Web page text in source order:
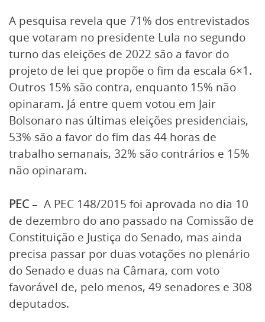
A pesquisa revela que 71% dos entrevistados
que votaram no presidente Lula no segundo
turno das eleições de 2022 são a favor do
projeto de lei que propõe o fim da escala 6×1.
Outros 15% são contra, enquanto 15% não
opinaram. Já entre quem votou em Jair
Bolsonaro nas últimas eleições presidenciais,
53% são a favor do fim das 44 horas de
trabalho semanais, 32% são contrários e 15%
não opinaram.
PEC– A PEC 148/2015 foi aprovada no dia 10
de dezembro do ano passado na Comissão de
Constituição e Justiça do Senado, mas ainda
precisa passar por duas votações no plenário
do Senado e duas na Câmara, com voto
favorável de, pelo menos, 49 senadores e 308
deputados.